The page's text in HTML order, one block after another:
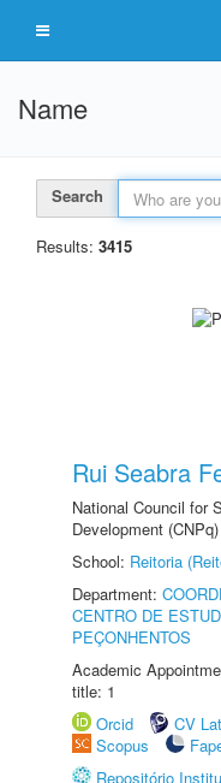
Name
Search
Results: 3415
Rui Seabra
National Council for
Development
School: Reitoria
Department:
CENTRO DE
PEÇONHENTOS
Academic
title: 1
Orcid
CV
Scopus
Repositório